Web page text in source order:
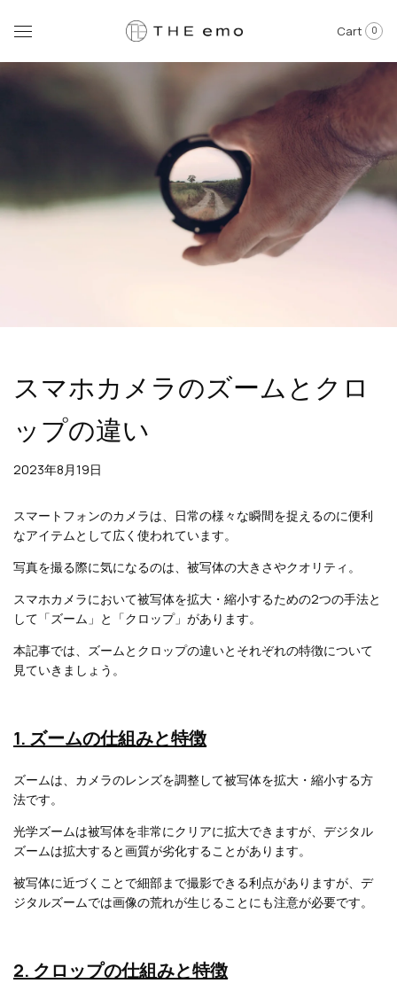
Cart 0
スマホカメラのズームとクロ
ップの違い
2023年8月19日
スマートフォンのカメラは、日常の様々な瞬間を捉えるのに便利
なアイテムとして広く使われています。
写真を撮る際に気になるのは、被写体の大きさやクオリティ。
スマホカメラにおいて被写体を拡大・縮小するための2つの手法と
して「ズーム」と「クロップ」があります。
本記事では、ズームとクロップの違いとそれぞれの特徴について
見ていきましょう。
1. ズームの仕組みと特徴
ズームは、カメラのレンズを調整して被写体を拡大・縮小する方
法です。
光学ズームは被写体を非常にクリアに拡大できますが、デジタル
ズームは拡大すると画質が劣化することがあります。
被写体に近づくことで細部まで撮影できる利点がありますが、デ
ジタルズームでは画像の荒れが生じることにも注意が必要です。
2. クロップの仕組みと特徴